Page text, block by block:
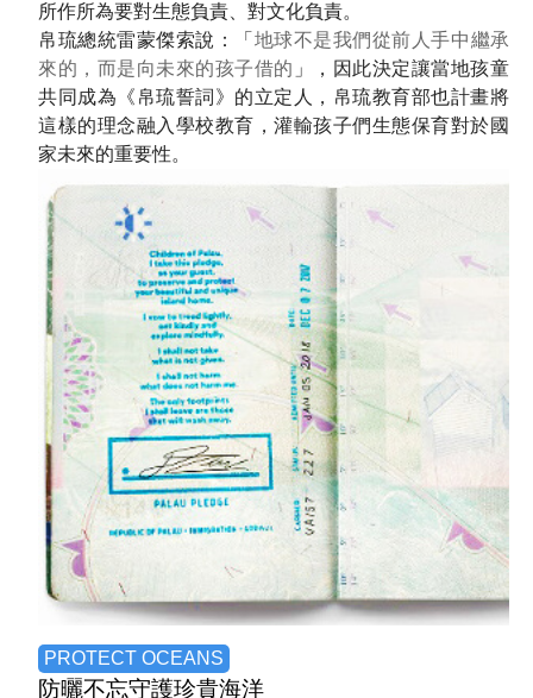
所作所為要對生態負責、對文化負責。
帛琉總統雷蒙傑索說：「 地球不是我們從前人手中繼承
來的，而是向未來的孩子借的 」，因此決定讓當地孩童
共同成為《帛琉誓詞》的立定人，帛琉教育部也計畫將
這樣的理念融入學校教育，灌輸孩子們生態保育對於國
家未來的重要性。
PROTECT OCEANS
防曬不忘守護珍貴海洋